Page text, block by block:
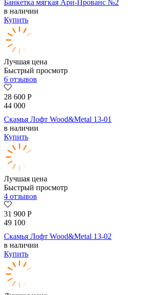
Банкетка мягкая Ари-Прованс №2
в наличии
Купить
Лучшая цена
Быстрый просмотр
6 отзывов
28 600 Р
44 000
Скамья Лофт Wood&Metal 13-01
в наличии
Купить
Лучшая цена
Быстрый просмотр
4 отзывов
31 900 Р
49 100
Скамья Лофт Wood&Metal 13-02
в наличии
Купить